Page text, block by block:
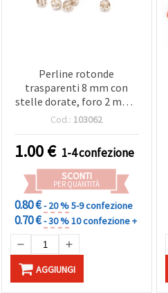
Perline rotonde
trasparenti 8 mm con
stelle dorate, foro 2 mm -
20 g (±70 pz)
Cod.: 103062
1.00€ 1-4 confezione
SCONTI
PER QUANTITÀ
0.80 €- 20 %5-9 confezione
0.70 €- 30 %10 confezione +
AGGIUNGI